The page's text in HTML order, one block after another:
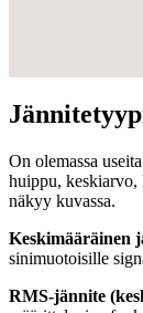
On olemassa
huippu, keskiarvo,
näkyy kuvassa.
Keskimääräinen
sinimuotoisille
RMS-jännite